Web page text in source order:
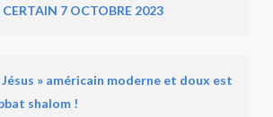
7 OCTOBRE 2023
Jésus » américain moderne et doux est
shalom !